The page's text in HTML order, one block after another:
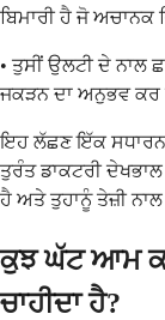
ਬਿਮਾਰੀ ਹੈ ਜੋ ਅਚਾਨਕ
• ਤੁਸੀਂ ਉਲਟੀ ਦੇ ਨਾਲ
ਜਕੜਨ ਦਾ ਅਨੁਭਵ ਕਰ
ਇਹ ਲੱਛਣ ਇੱਕ ਸਧਾਰਨ
ਤੁਰੰਤ ਡਾਕਟਰੀ
ਹੈ ਅਤੇ ਤੁਹਾਨੂੰ ਤੇਜ਼ੀ
ਕੁਝ ਘੱਟ ਆਮ
ਚਾਹੀਦਾ ਹੈ?